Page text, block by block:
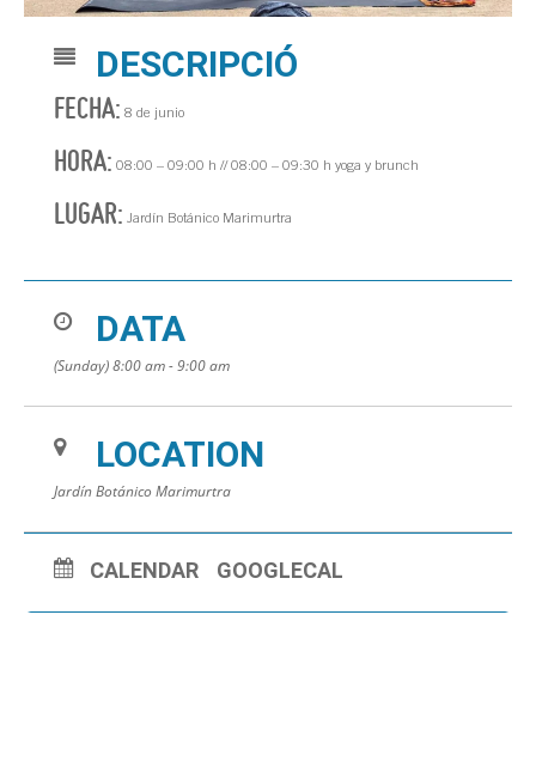
DESCRIPCIÓ
FECHA: 8 de junio
HORA: 08:00 – 09:00 h // 08:00 – 09:30 h yoga y brunch
LUGAR: Jardín Botánico Marimurtra
DATA
(Sunday) 8:00 am - 9:00 am
LOCATION
Jardín Botánico Marimurtra
CALENDAR GOOGLECAL